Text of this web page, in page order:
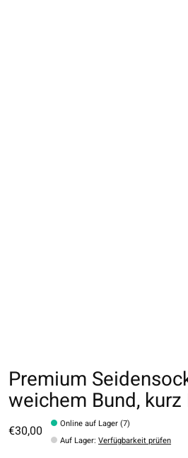
Premium
weichem Bund, kurz
€30,00
Online auf Lager (7)
Auf Lager:Verfügbarkeit prüfen